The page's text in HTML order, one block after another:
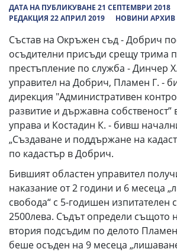
ДАТА НА ПУБЛИКУВАНЕ 21 СЕПТЕМВРИ 2018
РЕДАКЦИЯ 22 АПРИЛ 2019
НОВИНИ АРХИВ
Състав на Окръжен съд - Добрич
осъдителни присъди срещу трима
престъпление по служба - Динчер
управител на Добрич, Пламен Г. -
дирекция "Административен
развитие и държавна собственост”
управа и Костадин К. - бивш
„Създаване и поддържане на
по кадастър в Добрич.
Бившият областен управител
наказание от 2 години и 6 месеца
свобода“ с 5-годишен изпитателен
2500лева. Съдът определи същото
втория подсъдим по делото
беше осъден на 9 месеца